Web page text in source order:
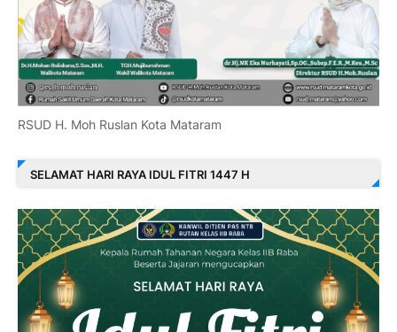
RSUD H. Moh Ruslan Kota Mataram
SELAMAT HARI RAYA IDUL FITRI 1447 H